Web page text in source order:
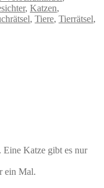
, Katzen,
, Tiere, Tierrätsel,
Eine Katze gibt es nur
ein Mal.